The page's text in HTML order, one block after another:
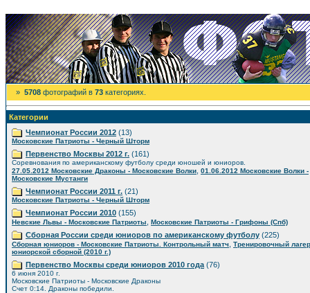
» 5708 фотографий в 73 категориях.
Категории
Чемпионат России 2012 (13)
Московские Патриоты - Черный Шторм
Первенство Москвы 2012 г. (161)
Соревнования по американскому футболу среди юношей и юниоров.
27.05.2012 Московские Драконы - Московские Волки 01.06.2012 Московские Волки -
Московские Мустанги
Чемпионат России 2011 г. (21)
Московские Патриоты - Черный Шторм
Чемпионат России 2010 (155)
Невские Львы - Московские Патриоты Московские Патриоты - Грифоны (Спб)
Сборная России среди юниоров по американскому футболу (225)
Сборная юниоров - Московские Патриоты. Контрольный матч Тренировочный
юниорской сборной (2010 г.)
Первенство Москвы среди юниоров 2010 года (76)
6 июня 2010 г.
Московские Патриоты - Московские Драконы
Счет 0:14. Драконы победили.